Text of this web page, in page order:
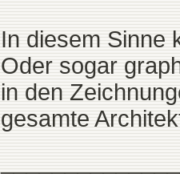
In diesem Sinne
Oder sogar
in den
gesamte